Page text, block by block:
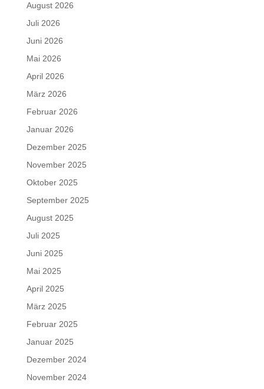
August 2026
Juli 2026
Juni 2026
Mai 2026
April 2026
März 2026
Februar 2026
Januar 2026
Dezember 2025
November 2025
Oktober 2025
September 2025
August 2025
Juli 2025
Juni 2025
Mai 2025
April 2025
März 2025
Februar 2025
Januar 2025
Dezember 2024
November 2024